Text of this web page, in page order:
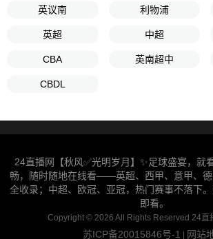
英议南 利物浦
英超 中超
CBA 英南超中
CBDL
24直播网【秋风✅光明岁月】✨足球盛宴，就
畅，随时随地在线看——英超、西甲、意甲、
全收录；中超、欧冠、亚冠，热门赛事不落下
即看。
Copyright © 2026 All Rights Reserved 24直
苏ICP备20015846号-1 网站